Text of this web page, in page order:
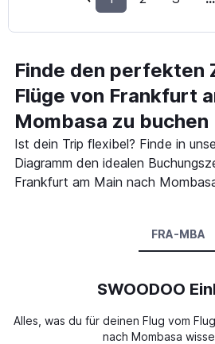
Finde den perfekten
Flüge von Frankfurt
Mombasa zu buchen
Ist dein Trip flexibel? Finde in
Diagramm den idealen
Frankfurt am Main nach
FRA-MBA
SWOODOO
Alles, was du für deinen Flug vom
nach Mombasa